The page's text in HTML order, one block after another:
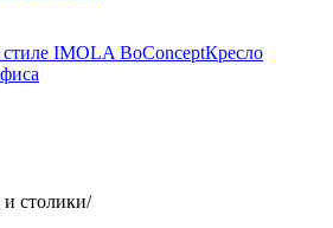
стиле IMOLA BoConceptКресло
столики/